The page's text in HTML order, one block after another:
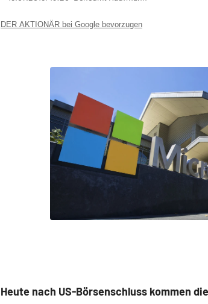
DER AKTIONÄR bei Google bevorzugen
Heute nach US-Börsenschluss kommen